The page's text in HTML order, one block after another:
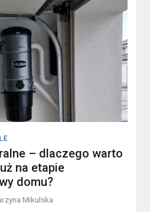
– dlaczego warto
na etapie
domu?
Mikulska